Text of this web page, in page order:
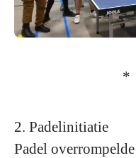
2. Padelinitiatie
Padel